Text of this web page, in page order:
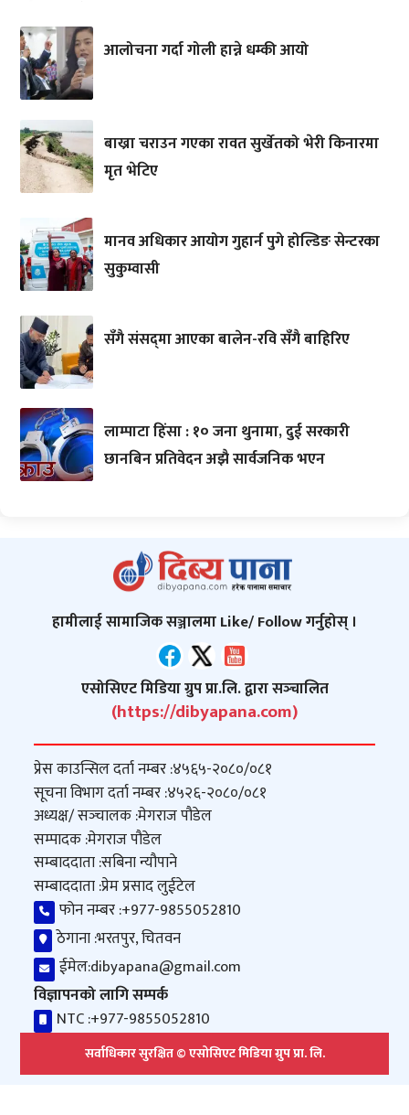
आलोचना गर्दा गोली हान्ने धम्की आयो
बाख्रा चराउन गएका रावत सुर्खेतको भेरी किनारमा
मृत भेटिए
मानव अधिकार आयोग गुहार्न पुगे होल्डिङ सेन्टरका
सुकुम्वासी
सँगै संसद्‌मा आएका बालेन-रवि सँगै बाहिरिए
लाम्पाटा हिंसा : १० जना थुनामा, दुई सरकारी
छानबिन प्रतिवेदन अझै सार्वजनिक भएन
हामीलाई सामाजिक सञ्जालमा Like/ Follow गर्नुहोस् ।
एसोसिएट मिडिया ग्रुप प्रा.लि. द्वारा सञ्‍चालित
(https://dibyapana.com)
प्रेस काउन्सिल दर्ता नम्बर :४५६५-२०८०/०८१
सूचना विभाग दर्ता नम्बर :४५२६-२०८०/०८१
अध्यक्ष/ सञ्‍चालक :मेगराज पौडेल
सम्पादक :मेगराज पौडेल
सम्बाददाता :सबिना न्यौपाने
सम्बाददाता :प्रेम प्रसाद लुईटेल
फोन नम्बर :+977-9855052810
ठेगाना :भरतपुर, चितवन
ईमेल:dibyapana@gmail.com
विज्ञापनको लागि सम्पर्क
NTC :+977-9855052810
सर्वाधिकार सुरक्षित © एसोसिएट मिडिया ग्रुप प्रा. लि.